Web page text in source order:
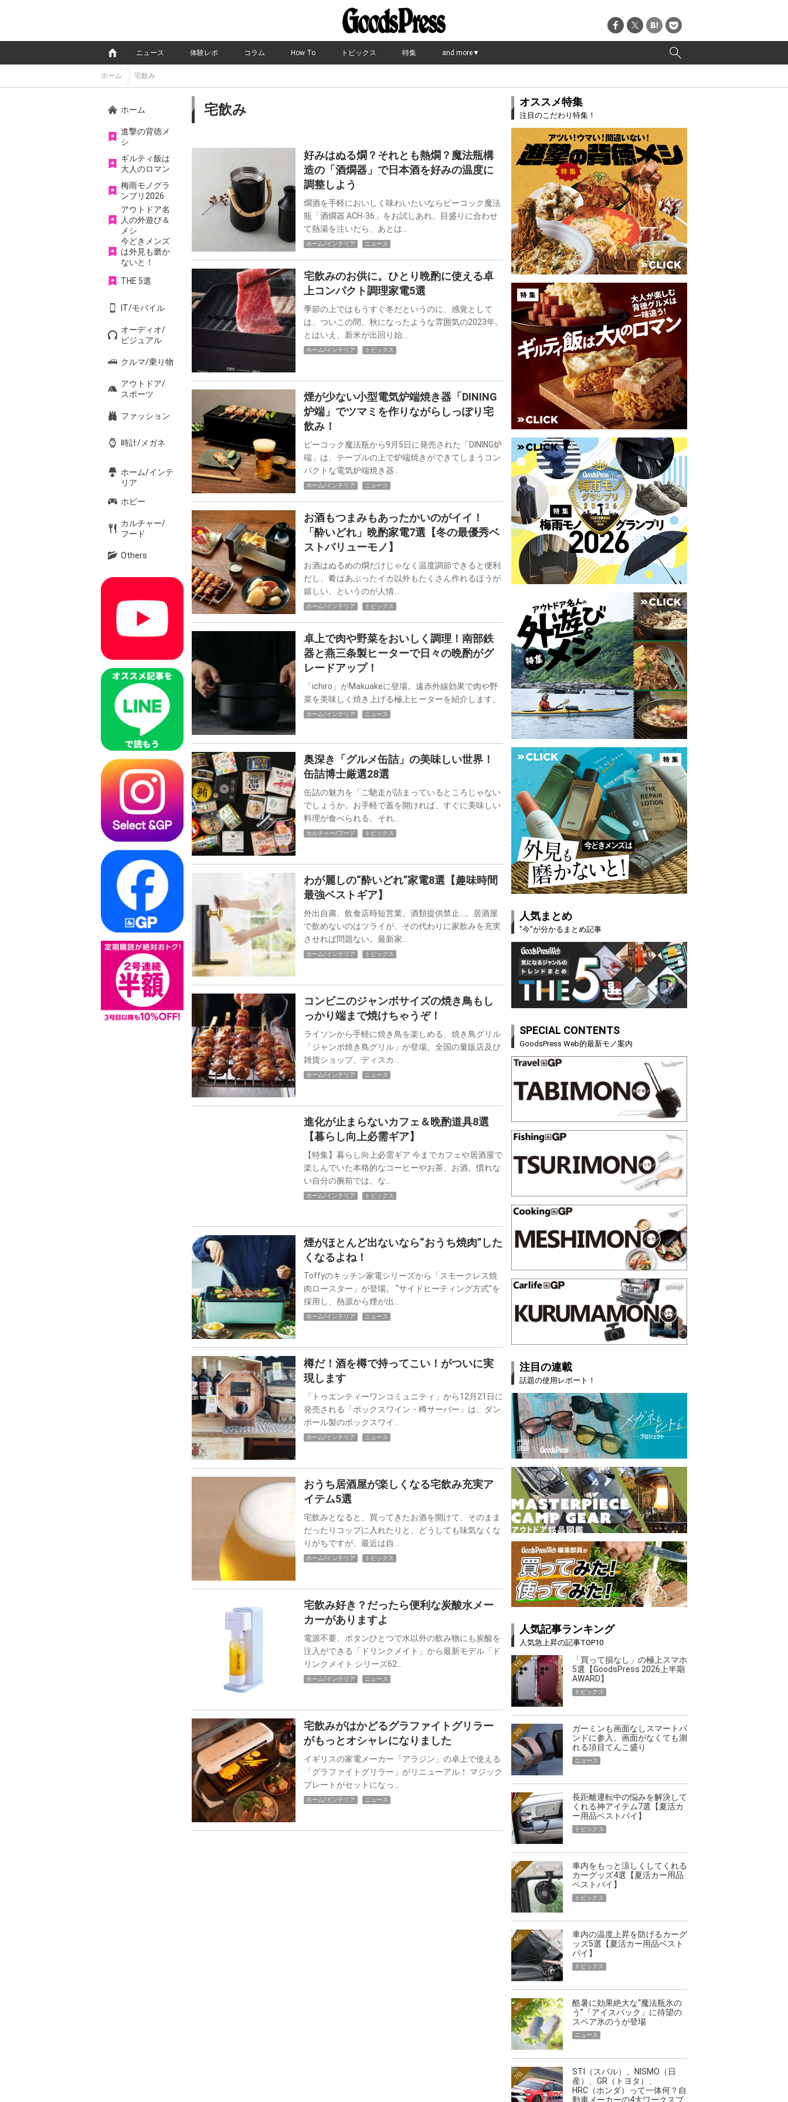
ニュース 体験レポ コラム How To トピックス 特集 and more▼
ホーム 宅飲み
ホーム
進撃の背徳メ
シ
ギルティ飯は
大人のロマン
梅雨モノグラ
ンプリ2026
アウトドア名
人の外遊び＆
メシ
今どきメンズ
は外見も磨か
ないと！
THE 5選
IT/モバイル
オーディオ/
ビジュアル
クルマ/乗り物
アウトドア/
スポーツ
ファッション
時計/メガネ
ホーム/インテ
リア
ホビー
カルチャー/
フード
Others
宅飲み
好みはぬる燗？それとも熱燗？魔法瓶構
造の「酒燗器」で日本酒を好みの温度に
調整しよう
燗酒を手軽においしく味わいたいならピーコック魔法
瓶「酒燗器 ACH-36」をお試しあれ。目盛りに合わせ
て熱湯を注いだら、あとは…
ホーム/インテリア ニュース
宅飲みのお供に。ひとり晩酌に使える卓
上コンパクト調理家電5選
季節の上ではもうすぐ冬だというのに、感覚として
は、ついこの間、秋になったような雰囲気の2023年。
とはいえ、新米が出回り始…
ホーム/インテリア トピックス
煙が少ない小型電気炉端焼き器「DINING
炉端」でツマミを作りながらしっぽり宅
飲み！
ピーコック魔法瓶から9月5日に発売された「DINING炉
端」は、テーブルの上で炉端焼きができてしまうコン
パクトな電気炉端焼き器…
ホーム/インテリア ニュース
お酒もつまみもあったかいのがイイ！
「酔いどれ」晩酌家電7選【冬の最優秀ベ
ストバリューモノ】
お酒はぬるめの燗だけじゃなく温度調節できると便利
だし、肴はあぶったイカ以外もたくさん作れるほうが
嬉しい、というのが人情…
ホーム/インテリア トピックス
卓上で肉や野菜をおいしく調理！南部鉄
器と燕三条製ヒーターで日々の晩酌がグ
レードアップ！
「ichiro」がMakuakeに登場。遠赤外線効果で肉や野
菜を美味しく焼き上げる極上ヒーターを紹介します。
ホーム/インテリア ニュース
奥深き「グルメ缶詰」の美味しい世界！
缶詰博士厳選28選
缶詰の魅力を「ご馳走が詰まっているところじゃない
でしょうか。お手軽で蓋を開ければ、すぐに美味しい
料理が食べられる。それ…
カルチャー/フード トピックス
わが麗しの“酔いどれ”家電8選【趣味時間
最強ベストギア】
外出自粛、飲食店時短営業、酒類提供禁止…。居酒屋
で飲めないのはツライが、その代わりに家飲みを充実
させれば問題ない。最新家…
ホーム/インテリア トピックス
コンビニのジャンボサイズの焼き鳥もし
っかり端まで焼けちゃうぞ！
ライソンから手軽に焼き鳥を楽しめる、焼き鳥グリル
「ジャンボ焼き鳥グリル」が登場。全国の量販店及び
雑貨ショップ、ディスカ…
ホーム/インテリア ニュース
進化が止まらないカフェ＆晩酌道具8選
【暮らし向上必需ギア】
【特集】暮らし向上必需ギア 今までカフェや居酒屋で
楽しんでいた本格的なコーヒーやお茶、お酒。慣れな
い自分の腕前では、な…
ホーム/インテリア トピックス
煙がほとんど出ないなら“おうち焼肉”した
くなるよね！
Toffyのキッチン家電シリーズから「スモークレス焼
肉ロースター」が登場。 “サイドヒーティング方式”を
採用し、熱源から煙が出…
ホーム/インテリア ニュース
樽だ！酒を樽で持ってこい！がついに実
現します
「トゥエンティーワンコミュニティ」から12月21日に
発売される「ボックスワイン・樽サーバー」は、ダン
ボール製のボックスワイ…
ホーム/インテリア ニュース
おうち居酒屋が楽しくなる宅飲み充実ア
イテム5選
宅飲みとなると、買ってきたお酒を開けて、そのまま
だったりコップに入れたりと、どうしても味気なくな
りがちですが、最近は自…
ホーム/インテリア トピックス
宅飲み好き？だったら便利な炭酸水メー
カーがありますよ
電源不要、ボタンひとつで水以外の飲み物にも炭酸を
注入ができる「ドリンクメイト」から最新モデル「ド
リンクメイト シリーズ62…
ホーム/インテリア ニュース
宅飲みがはかどるグラファイトグリラー
がもっとオシャレになりました
イギリスの家電メーカー「アラジン」の卓上で使える
「グラファイトグリラー」がリニューアル！ マジック
プレートがセットになっ…
ホーム/インテリア ニュース
オススメ特集
注目のこだわり特集！
人気まとめ
"今"が分かるまとめ記事
SPECIAL CONTENTS
GoodsPress Web的最新モノ案内
注目の連載
話題の使用レポート！
人気記事ランキング
人気急上昇の記事TOP10
「買って損なし」の極上スマホ
5選【GoodsPress 2026上半期
AWARD】
1位
トピックス
ガーミンも画面なしスマートバ
ンドに参入。画面がなくても測
れる項目てんこ盛り
2位
ニュース
長距離運転中の悩みを解決して
くれる神アイテム7選【夏活カ
ー用品ベストバイ】
3位
トピックス
車内をもっと涼しくしてくれる
カーグッズ4選【夏活カー用品
ベストバイ】
4位
トピックス
車内の温度上昇を防げるカーグ
ッズ5選【夏活カー用品ベスト
バイ】
5位
トピックス
酷暑に効果絶大な“魔法瓶氷の
う”「アイスパック」に待望の
スペア氷のうが登場
6位
ニュース
STI（スバル）、NISMO（日
産）、GR（トヨタ）、
HRC（ホンダ）って一体何？自
動車メーカーの4大ワークスブ
7位